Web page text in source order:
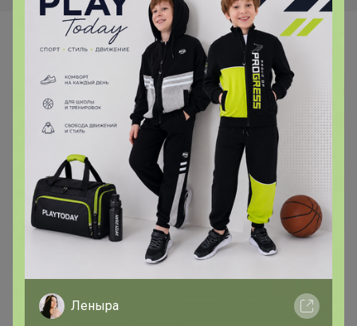
Самые желанные
Какао Powder Alk JB 800
Скидка
179р
Леныра